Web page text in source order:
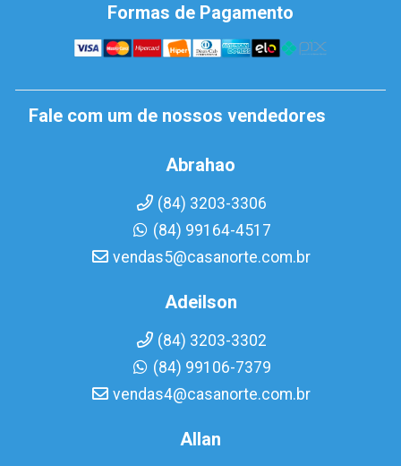
Formas de Pagamento
Fale com um de nossos vendedores
Abrahao
(84) 3203-3306
(84) 99164-4517
vendas5@casanorte.com.br
Adeilson
(84) 3203-3302
(84) 99106-7379
vendas4@casanorte.com.br
Allan